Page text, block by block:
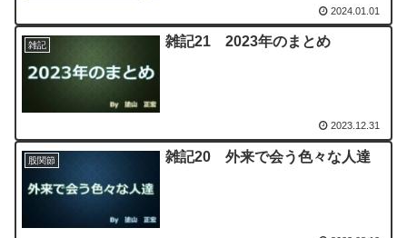
2024.01.01
雑記 雑記21 2023年のまとめ
2023.12.31
股関節 雑記20 外来で会う色々な人達